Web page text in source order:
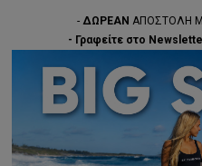
- ΔΩΡΕΑΝ ΑΠΟΣΤΟΛΗ
- Γραφείτε στο